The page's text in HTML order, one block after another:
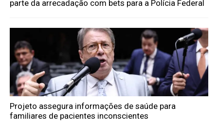
parte da arrecadação com bets para a Polícia Federal
Projeto assegura informações de saúde para
familiares de pacientes inconscientes